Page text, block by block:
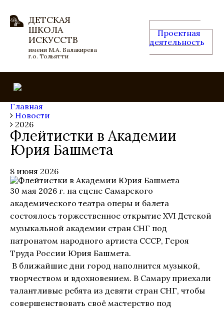
ДЕТСКАЯ
ШКОЛА
ИСКУССТВ
имени М.А. Балакирева
г.о. Тольятти
Проектная
деятельность
Главная
Новости
2026
Флейтистки в Академии
Юрия Башмета
8 июня 2026
30 мая 2026 г. на сцене Самарского
академического театра оперы и балета
состоялось торжественное открытие XVI Детской
музыкальной академии стран СНГ под
патронатом народного артиста СССР, Героя
Труда России Юрия Башмета.
В ближайшие дни город наполнится музыкой,
творчеством и вдохновением. В Самару приехали
талантливые ребята из девяти стран СНГ, чтобы
совершенствовать своё мастерство под